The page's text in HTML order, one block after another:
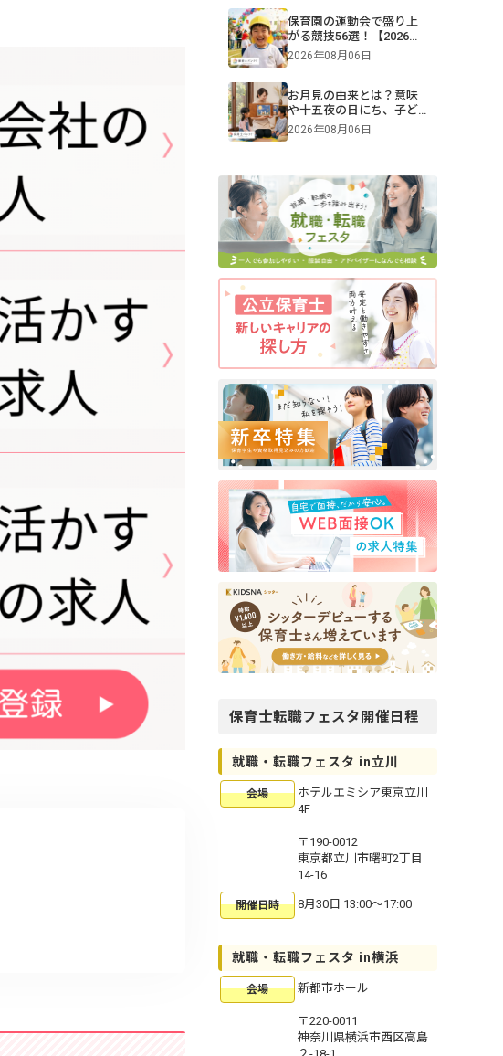
保育園の運動会で盛り上
がる競技56選！【2026年
版】0・1・2・3・4・5歳
2026年08月06日
お月見の由来とは？意味
や十五夜の日にち、子ど
もへの伝え方【2026年最
2026年08月06日
保育士転職フェスタ開催日程
就職・転職フェスタ in立川
会場
ホテルエミシア東京立川
4F
〒190-0012
東京都立川市曙町2丁目
14-16
開催日時 8月30日 13:00〜17:00
就職・転職フェスタ in横浜
会場 新都市ホール
〒220-0011
神奈川県横浜市西区高島